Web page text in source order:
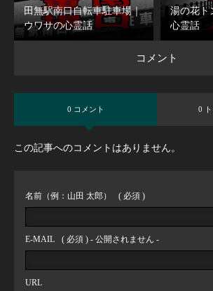
田無駅南口自転車駐車場｜
ウワサの心霊話
湯の花ト
心霊話
コメント
0 コメント 0
この記事へのコメントはありません。
名前（例：山田 太郎） ( 必須 )
E-MAIL ( 必須 ) - 公開されません -
URL